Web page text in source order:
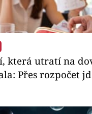
která utratí na
Přes rozpočet